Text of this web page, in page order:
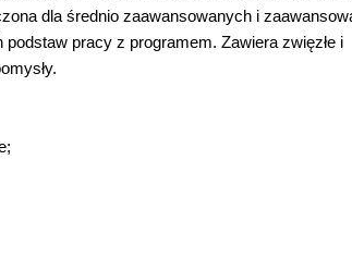
dla średnio zaawansowanych i
pracy z programem. Zawiera zwięzłe i